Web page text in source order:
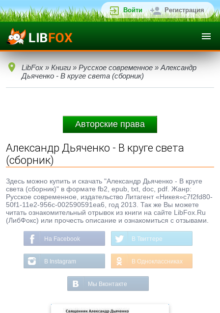
Войти Регистрация
LibFox » Книги » Русское современное » Александр
Дьяченко - В круге света (сборник)
Авторские права
Александр Дьяченко - В круге света
(сборник)
Здесь можно купить и скачать "Александр Дьяченко - В круге
света (сборник)" в формате fb2, epub, txt, doc, pdf. Жанр:
Русское современное, издательство Литагент «Никея»c7f2fd80-
50f1-11e2-956c-002590591ea6, год 2013. Так же Вы можете
читать ознакомительный отрывок из книги на сайте LibFox.Ru
(ЛибФокс) или прочесть описание и ознакомиться с отзывами.
На Facebook В Твиттере
В Instagram В Одноклассниках
Мы Вконтакте